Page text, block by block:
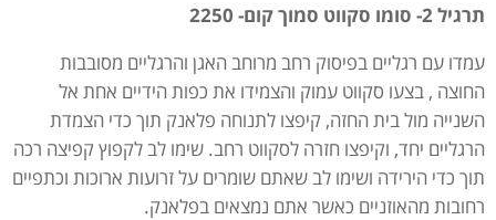
תרגיל 2- סומו סקווט סמוך קום- 2250
עמדו עם רגליים בפיסוק רחב מרוחב האגן והרגליים מסובבות
החוצה , בצעו סקווט עמוק והצמידו את כפות הידיים אחת אל
השנייה מול בית החזה, קיפצו לתנוחה פלאנק תוך כדי הצמדת
הרגליים יחד, וקיפצו חזרה לסקווט רחב. שימו לב לקפוץ קפיצה רכה
תוך כדי הירידה ושימו לב שאתם שומרים על זרועות ארוכות וכתפיים
רחובות מהאוזניים כאשר אתם נמצאים בפלאנק.